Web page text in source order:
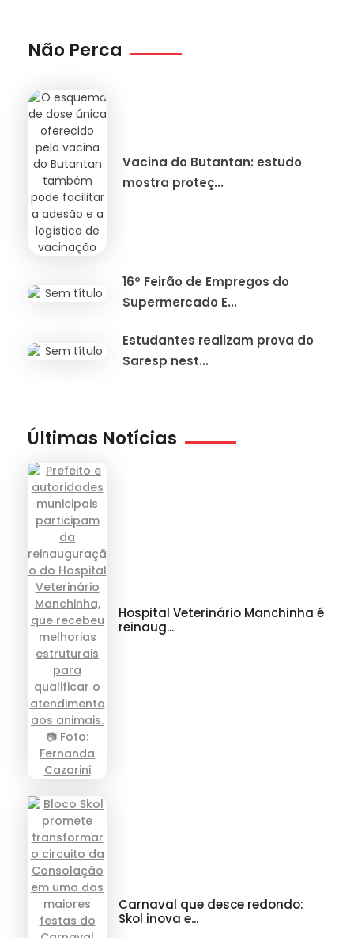
Não Perca
Vacina do Butantan: estudo
mostra proteç...
16º Feirão de Empregos do
Supermercado E...
Estudantes realizam prova do
Saresp nest...
Últimas Notícias
Hospital Veterinário Manchinha é
reinaug...
Carnaval que desce redondo:
Skol inova e...